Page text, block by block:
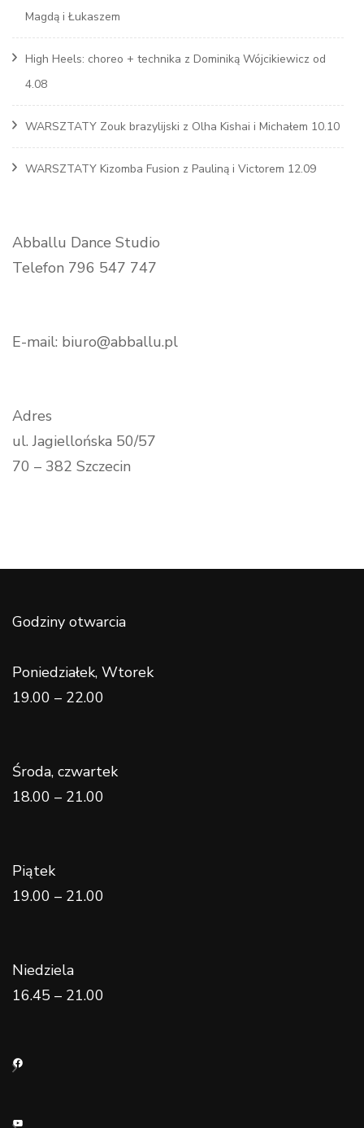
Magdą i Łukaszem
High Heels: choreo + technika z Dominiką Wójcikiewicz od
4.08
WARSZTATY Zouk brazylijski z Olha Kishai i Michałem 10.10
WARSZTATY Kizomba Fusion z Pauliną i Victorem 12.09
Abballu Dance Studio
Telefon 796 547 747
E-mail: biuro@abballu.pl
Adres
ul. Jagiellońska 50/57
70 – 382 Szczecin
Godziny otwarcia
Poniedziałek, Wtorek
19.00 – 22.00
Środa, czwartek
18.00 – 21.00
Piątek
19.00 – 21.00
Niedziela
16.45 – 21.00
Facebook
YouTube